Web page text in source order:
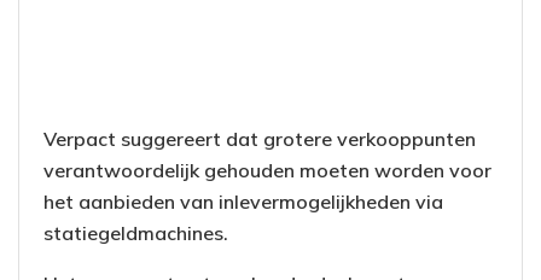
Verpact suggereert dat grotere verkooppunten
verantwoordelijk gehouden moeten worden voor
het aanbieden van inlevermogelijkheden via
statiegeldmachines.